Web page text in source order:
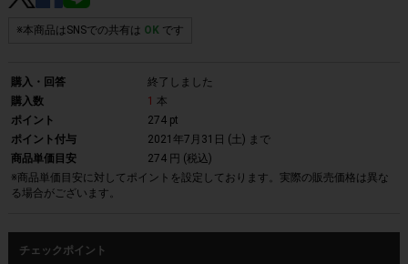
※本商品はSNSでの共有は OKです
購入・回答
終了しました
購入数
1 本
ポイント
274 pt
ポイント付与
2021年7月31日 (土) まで
商品単価目安
274 円 (税込)
※商品単価目安に対してポイントを設定しております。実際の販売価格は異な
る場合がございます。
チェックポイント